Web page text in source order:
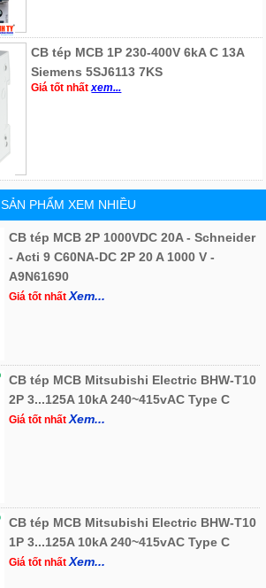
CB tép MCB 1P 230-400V 6kA C 13A
Siemens 5SJ6113 7KS
Giá tốt nhấtxem...
SẢN PHẨM XEM NHIỀU
CB tép MCB 2P 1000VDC 20A - Schneider
- Acti 9 C60NA-DC 2P 20 A 1000 V -
A9N61690
Giá tốt nhấtXem...
CB tép MCB Mitsubishi Electric BHW-T10
2P 3...125A 10kA 240~415vAC Type C
Giá tốt nhấtXem...
CB tép MCB Mitsubishi Electric BHW-T10
1P 3...125A 10kA 240~415vAC Type C
Giá tốt nhấtXem...